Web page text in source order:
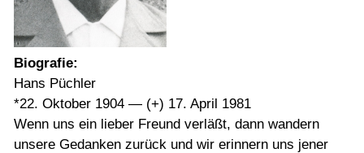
Biografie:
Hans Püchler
*22. Oktober 1904 — (+) 17. April 1981
Wenn uns ein lieber Freund verläßt, dann wandern
unsere Gedanken zurück und wir erinnern uns jener